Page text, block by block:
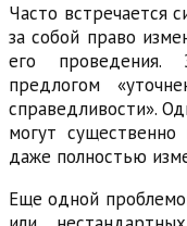
Часто встречается
за собой право
его
предлогом
справедливости».
могут
даже полностью
Еще одной